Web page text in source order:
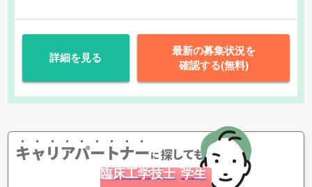
詳細を見る
最新の募集状況を
確認する(無料)
キャリアパートナーに探してもらう
臨床工学技士 学生